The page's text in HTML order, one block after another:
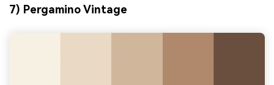
7) Pergamino Vintage